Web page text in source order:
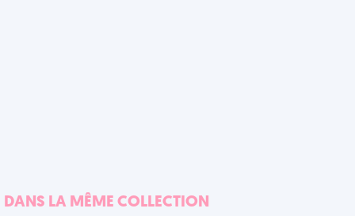
DANS LA MÊME COLLECTION